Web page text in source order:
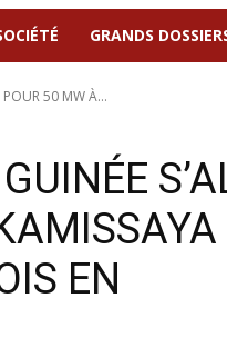
GRANDS
POUR 50 MW À...
EN